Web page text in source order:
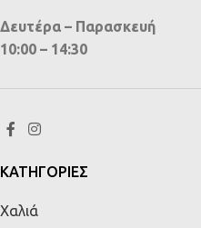
Δευτέρα – Παρασκευή
10:00 – 14:30
ΚΑΤΗΓΟΡΙΕΣ
Χαλιά